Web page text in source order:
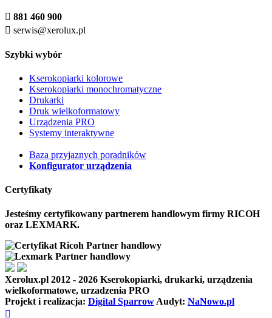
 881 460 900
 serwis@xerolux.pl
Szybki wybór
Kserokopiarki kolorowe
Kserokopiarki monochromatyczne
Drukarki
Druk wielkoformatowy
Urządzenia PRO
Systemy interaktywne
Baza przyjaznych poradników
Konfigurator urządzenia
Certyfikaty
Jesteśmy certyfikowany partnerem handlowym firmy RICOH
oraz LEXMARK.
Xerolux.pl 2012 - 2026 Kserokopiarki, drukarki, urządzenia
wielkoformatowe, urzadzenia PRO
Projekt i realizacja: Digital Sparrow Audyt: NaNowo.pl
